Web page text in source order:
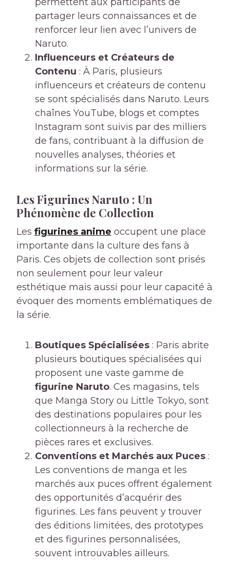
permettent aux participants de
partager leurs connaissances et de
renforcer leur lien avec l’univers de
Naruto.
Influenceurs et Créateurs de
Contenu : À Paris, plusieurs
influenceurs et créateurs de contenu
se sont spécialisés dans Naruto. Leurs
chaînes YouTube, blogs et comptes
Instagram sont suivis par des milliers
de fans, contribuant à la diffusion de
nouvelles analyses, théories et
informations sur la série.
Les Figurines Naruto : Un
Phénomène de Collection
Les figurines anime occupent une place
importante dans la culture des fans à
Paris. Ces objets de collection sont prisés
non seulement pour leur valeur
esthétique mais aussi pour leur capacité à
évoquer des moments emblématiques de
la série.
Boutiques Spécialisées : Paris abrite
plusieurs boutiques spécialisées qui
proposent une vaste gamme de
figurine Naruto. Ces magasins, tels
que Manga Story ou Little Tokyo, sont
des destinations populaires pour les
collectionneurs à la recherche de
pièces rares et exclusives.
Conventions et Marchés aux Puces :
Les conventions de manga et les
marchés aux puces offrent également
des opportunités d’acquérir des
figurines. Les fans peuvent y trouver
des éditions limitées, des prototypes
et des figurines personnalisées,
souvent introuvables ailleurs.